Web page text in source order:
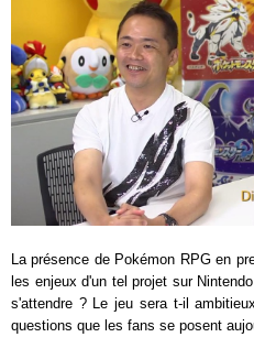
La présence de Pokémon RPG en
les enjeux d'un tel projet sur
s'attendre ? Le jeu sera t-il
questions que les fans se posent